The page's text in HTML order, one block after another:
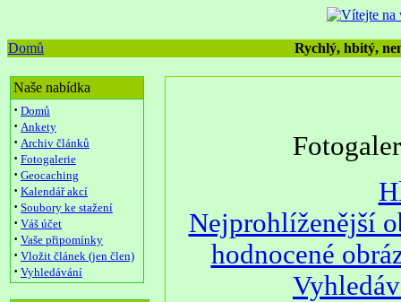
Domů Rychlý, hbitý,
Naše nabídka
· Domů
· Ankety
· Archiv článků
· Fotogalerie
· Geocaching
· Kalendář akcí
· Soubory ke stažení
· Váš účet
· Vaše připomínky
· Vložit článek (jen člen)
· Vyhledávání
Nejprohlíženější
hodnocené